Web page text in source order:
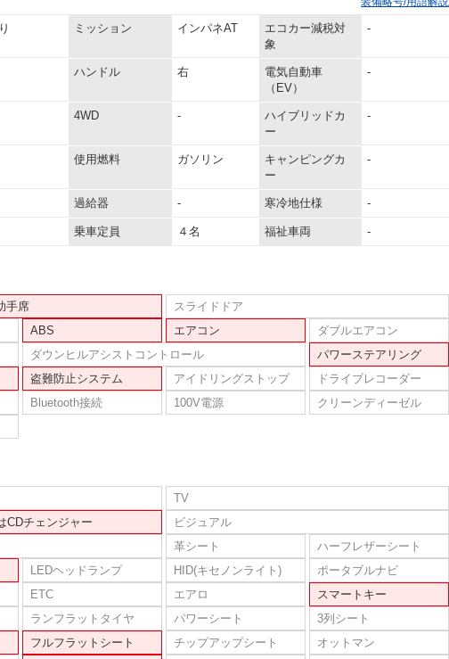
ミッション インパネAT
エコカー減税対
象
-
ハンドル 右
電気自動車
（EV）
-
4WD -
ハイブリッドカ
ー
-
使用燃料 ガソリン
キャンピングカ
ー
-
過給器 - 寒冷地仕様 -
乗車定員 ４名 福祉車両 -
手席
スライドドア
ABS エアコン
ダブルエアコン
ダウンヒルアシストコントロール
パワーステアリング
盗難防止システム アイドリングストップ
ドライブレコーダー
Bluetooth接続 100V電源
クリーンディーゼル
TV
CDチェンジャー
ビジュアル
革シート
ハーフレザーシート
LEDヘッドランプ HID(キセノンライト)
ポータブルナビ
ETC エアロ
スマートキー
ランフラットタイヤ パワーシート
3列シート
フルフラットシート チップアップシート
オットマン